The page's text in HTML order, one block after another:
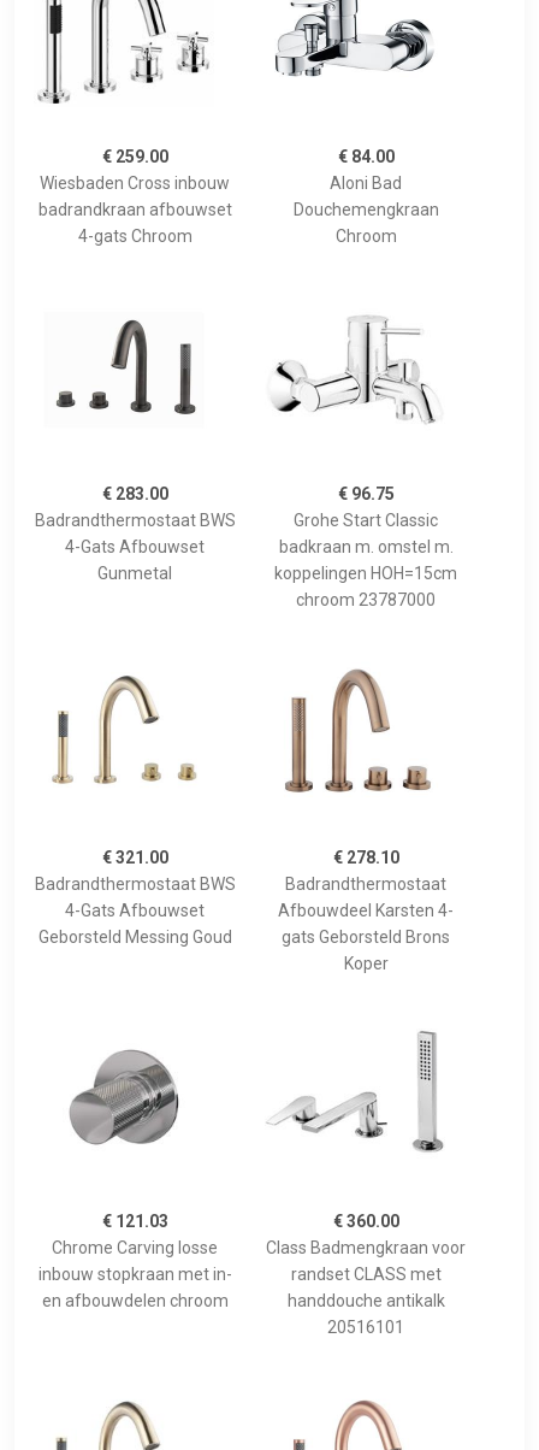
€ 259.00
Wiesbaden Cross inbouw
badrandkraan afbouwset
4-gats Chroom
€ 84.00
Aloni Bad
Douchemengkraan
Chroom
€ 283.00
Badrandthermostaat BWS
4-Gats Afbouwset
Gunmetal
€ 96.75
Grohe Start Classic
badkraan m. omstel m.
koppelingen HOH=15cm
chroom 23787000
€ 321.00
Badrandthermostaat BWS
4-Gats Afbouwset
Geborsteld Messing Goud
€ 278.10
Badrandthermostaat
Afbouwdeel Karsten 4-
gats Geborsteld Brons
Koper
€ 121.03
Chrome Carving losse
inbouw stopkraan met in-
en afbouwdelen chroom
€ 360.00
Class Badmengkraan voor
randset CLASS met
handdouche antikalk
20516101